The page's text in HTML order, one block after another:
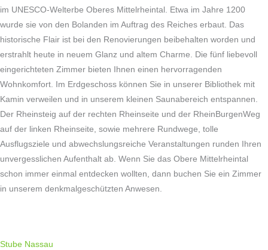
im UNESCO-Welterbe Oberes Mittelrheintal. Etwa im Jahre 1200
wurde sie von den Bolanden im Auftrag des Reiches erbaut. Das
historische Flair ist bei den Renovierungen beibehalten worden und
erstrahlt heute in neuem Glanz und altem Charme. Die fünf liebevoll
eingerichteten Zimmer bieten Ihnen einen hervorragenden
Wohnkomfort. Im Erdgeschoss können Sie in unserer Bibliothek mit
Kamin verweilen und in unserem kleinen Saunabereich entspannen.
Der Rheinsteig auf der rechten Rheinseite und der RheinBurgenWeg
auf der linken Rheinseite, sowie mehrere Rundwege, tolle
Ausflugsziele und abwechslungsreiche Veranstaltungen runden Ihren
unvergesslichen Aufenthalt ab. Wenn Sie das Obere Mittelrheintal
schon immer einmal entdecken wollten, dann buchen Sie ein Zimmer
in unserem denkmalgeschützten Anwesen.
Stube Nassau